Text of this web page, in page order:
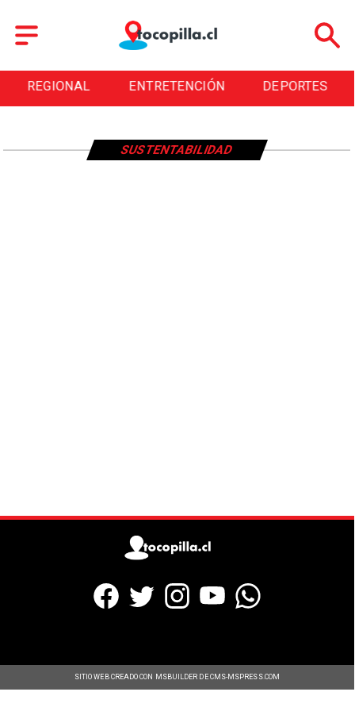
REGIONAL ENTRETENCIÓN DEPORTES
SUSTENTABILIDAD
SITIO WEB CREADO CON MSBUILDER DE CMS-MSPRESS.COM